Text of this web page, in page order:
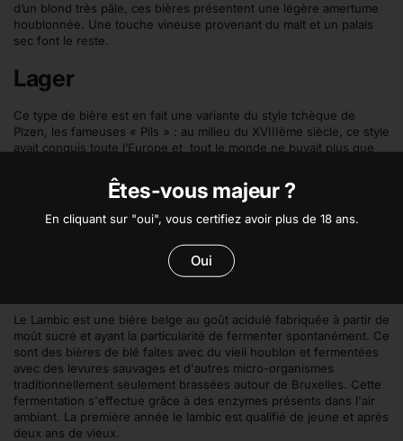
d’un blond très pâle, ces bières présentent une légère amertume
houblonnée. Une touche vineuse provenant du malt et un palais
sec font le reste.
Lager
Ce type de bière est en fait une variante du style tchèque de
Plzen, les fameuses « Pils » : au milieu du XVIIIème siècle, ce style
avait conquis toute l’Europe et tout le monde ne buvait plus que
bière, beaucoup de brasseries européennes décidèrent de
brasser des bières du même acabit afin de répondre à cette
demande. A la différence des Pilsner cependant, ces bières ont un
caractère souvent plus malté et le houblon n’est que peu
Le Lambic est une bière belge au goût acidulé fabriquée à partir de
moût sucré et ayant la particularité de fermenter spontanément. Ce
sont des bières de blé faites avec du vieil houblon et fermentées
avec des levures sauvages et d'autres micro-organismes
traditionnellement seulement brassées autour de Bruxelles. Cette
fermentation s'effectue grâce à des enzymes présents dans l'air
ambiant. La première année le lambic est qualifié de jeune et après
deux ans de vieux.
Êtes-vous majeur ?
En cliquant sur "oui", vous certifiez avoir plus de 18 ans.
Oui